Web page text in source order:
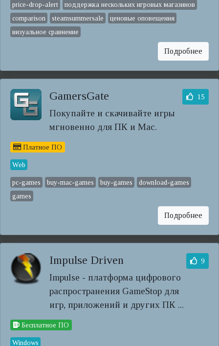
price-drop-alert
поддержка нескольких игровых магазинов
comparison
steamsummersale
ценовые оповещения
визуальное сравнение
Подробнее
GamersGate
Покупайте и скачивайте игры
мгновенно для ПК и Mac.
15
Платное ПО
Web
pc-games buy-mac-games buy-games
download-games
games
Подробнее
Impulse Driven
Impulse - платформа цифрового
распространения GameStop для
игр, приложений и других ПК ...
9
Бесплатное ПО
Windows